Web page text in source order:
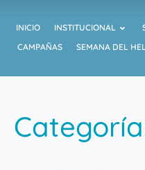
INICIO INSTITUCIONAL
CAMPAÑAS
SEMANA DEL